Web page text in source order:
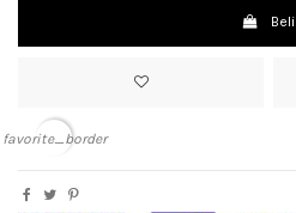
Beli
favorite_border